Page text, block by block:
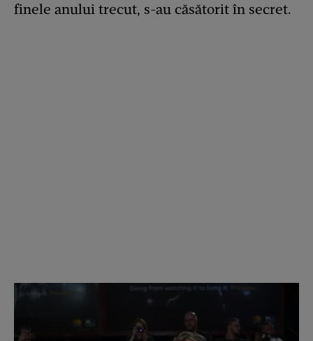
finele anului trecut, s-au căsătorit în secret.